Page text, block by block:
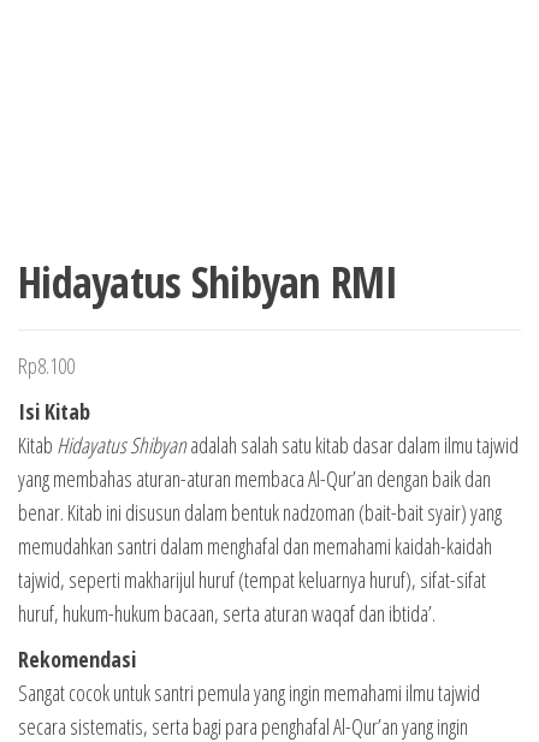
Hidayatus Shibyan RMI
Rp8.100
Isi Kitab
Kitab Hidayatus Shibyanadalah salah satu kitab dasar dalam ilmu tajwid
yang membahas aturan-aturan membaca Al-Qur’an dengan baik dan
benar. Kitab ini disusun dalam bentuk nadzoman (bait-bait syair) yang
memudahkan santri dalam menghafal dan memahami kaidah-kaidah
tajwid, seperti makharijul huruf (tempat keluarnya huruf), sifat-sifat
huruf, hukum-hukum bacaan, serta aturan waqaf dan ibtida’.
Rekomendasi
Sangat cocok untuk santri pemula yang ingin memahami ilmu tajwid
secara sistematis, serta bagi para penghafal Al-Qur’an yang ingin